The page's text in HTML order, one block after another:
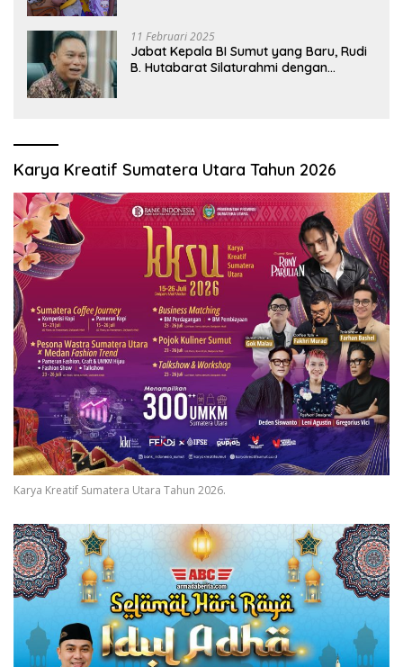
11 Februari 2025
Jabat Kepala BI Sumut yang Baru, Rudi
B. Hutabarat Silaturahmi dengan
Karya Kreatif Sumatera Utara Tahun 2026
Karya Kreatif Sumatera Utara Tahun 2026.